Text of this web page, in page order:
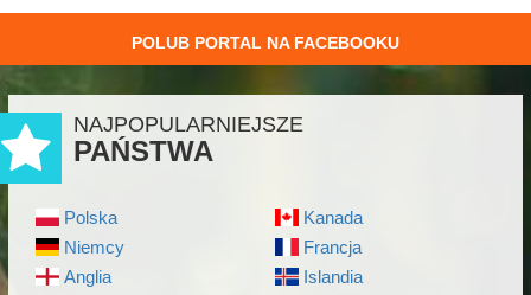
POLUB PORTAL NA FACEBOOKU
NAJPOPULARNIEJSZE
PAŃSTWA
Polska
Niemcy
Anglia
Kanada
Francja
Islandia